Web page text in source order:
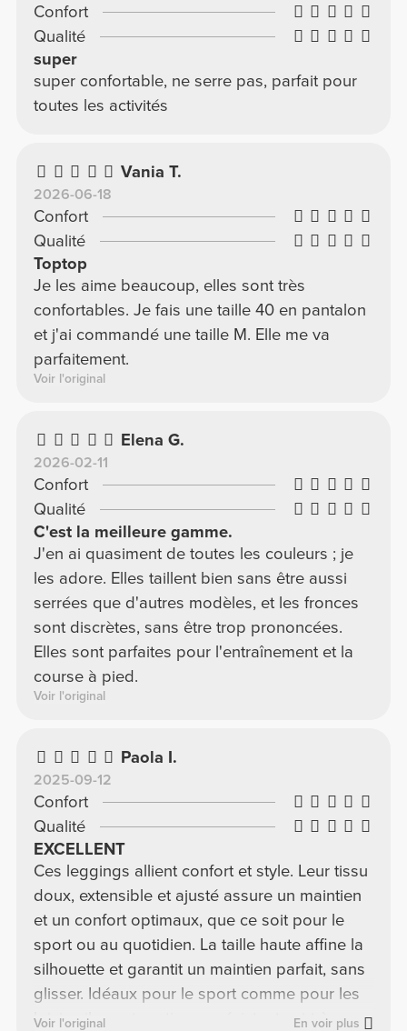
Confort
Qualité
super
super confortable, ne serre pas, parfait pour
toutes les activités
Vania T.
2026-06-18
Confort
Qualité
Toptop
Je les aime beaucoup, elles sont très
confortables. Je fais une taille 40 en pantalon
et j'ai commandé une taille M. Elle me va
parfaitement.
Voir l'original
Elena G.
2026-02-11
Confort
Qualité
C'est la meilleure gamme.
J'en ai quasiment de toutes les couleurs ; je
les adore. Elles taillent bien sans être aussi
serrées que d'autres modèles, et les fronces
sont discrètes, sans être trop prononcées.
Elles sont parfaites pour l'entraînement et la
course à pied.
Voir l'original
Paola I.
2025-09-12
Confort
Qualité
EXCELLENT
Ces leggings allient confort et style. Leur tissu
doux, extensible et ajusté assure un maintien
et un confort optimaux, que ce soit pour le
sport ou au quotidien. La taille haute affine la
silhouette et garantit un maintien parfait, sans
glisser. Idéaux pour le sport comme pour les
loisirs, ils sont pratiques, résistants et très
Voir l'original En voir plus